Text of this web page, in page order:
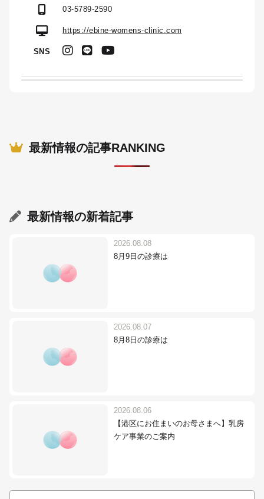
03-5789-2590
https://ebine-womens-clinic.com
SNS
最新情報の記事RANKING
最新情報の新着記事
2026.08.08
8月9日の診療は
2026.08.07
8月8日の診療は
2026.08.06
【港区にお住まいのお母さまへ】乳房
ケア事業のご案内